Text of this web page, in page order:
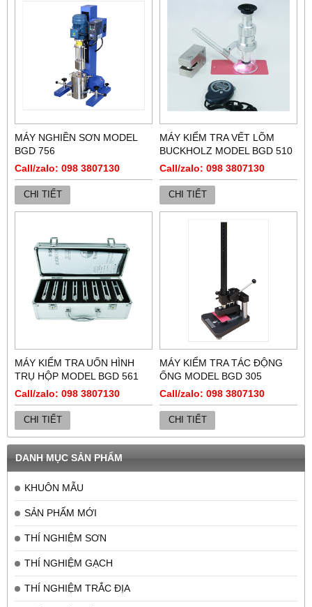
DANH MỤC SẢN PHẨM
KHUÔN MẪU
SẢN PHẨM MỚI
THÍ NGHIỆM SƠN
THÍ NGHIỆM GẠCH
THÍ NGHIỆM TRẮC ĐỊA
MÁY NGHIỀN SƠN MODEL
BGD 756
Call/zalo: 098 3807130
CHI TIẾT
MÁY KIỂM TRA VẾT LÕM
BUCKHOLZ MODEL BGD 510
Call/zalo: 098 3807130
CHI TIẾT
MÁY KIỂM TRA UỐN HÌNH
TRỤ HỘP MODEL BGD 561
Call/zalo: 098 3807130
CHI TIẾT
MÁY KIỂM TRA TÁC ĐỘNG
ỐNG MODEL BGD 305
Call/zalo: 098 3807130
CHI TIẾT